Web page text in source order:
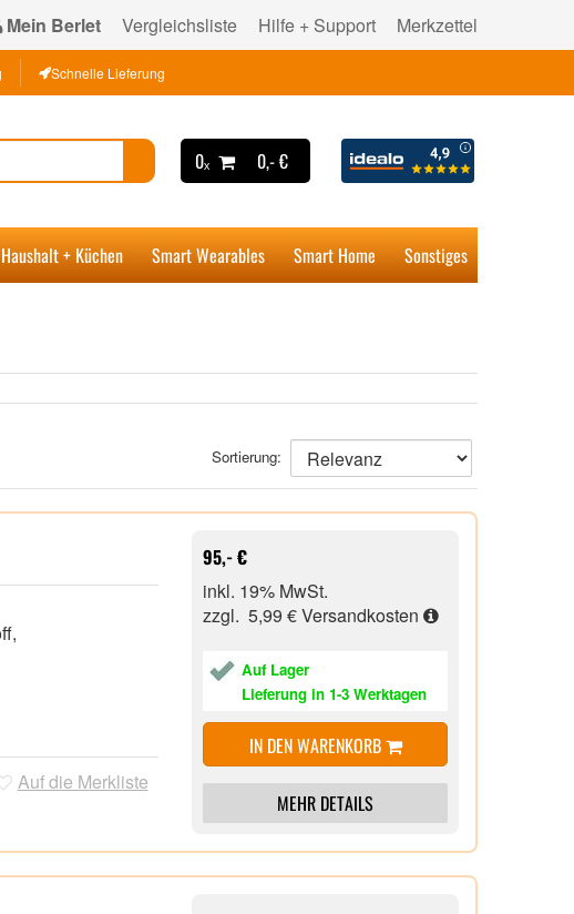
Mein Berlet Vergleichsliste Hilfe + Support Merkzettel
Schnelle Lieferung
0ₓ 0,- €
Haushalt + Küchen Smart Wearables Smart Home Sonstiges
Sortierung:
Auf die Merkliste
95,- €
inkl. 19% MwSt.
zzgl. 5,99 €Versandkosten
Auf Lager
Lieferung in 1-3 Werktagen
IN DEN WARENKORB
MEHR DETAILS